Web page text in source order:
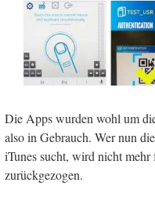
Die Apps wurden wohl um
also in Gebrauch. Wer nun
iTunes sucht, wird nicht
zurückgezogen.